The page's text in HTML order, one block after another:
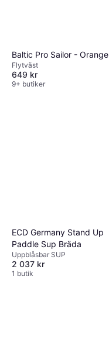
Baltic Pro Sailor - Orange
Flytväst
649 kr
9+ butiker
ECD Germany Stand Up
Paddle Sup Bräda
Uppblåsbar SUP
2 037 kr
1 butik